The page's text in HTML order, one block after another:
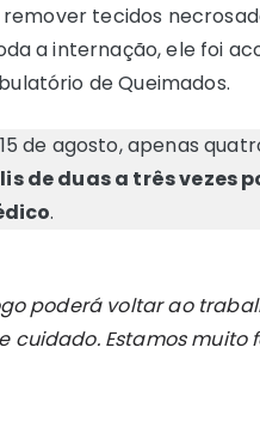
tecidos
a internação, ele foi
de Queimados.
de agosto, apenas
de duas a três vezes
.
poderá voltar ao
cuidado. Estamos